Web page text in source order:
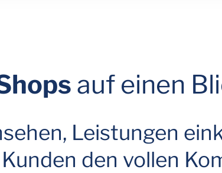
auf einen
Leistungen
den vollen